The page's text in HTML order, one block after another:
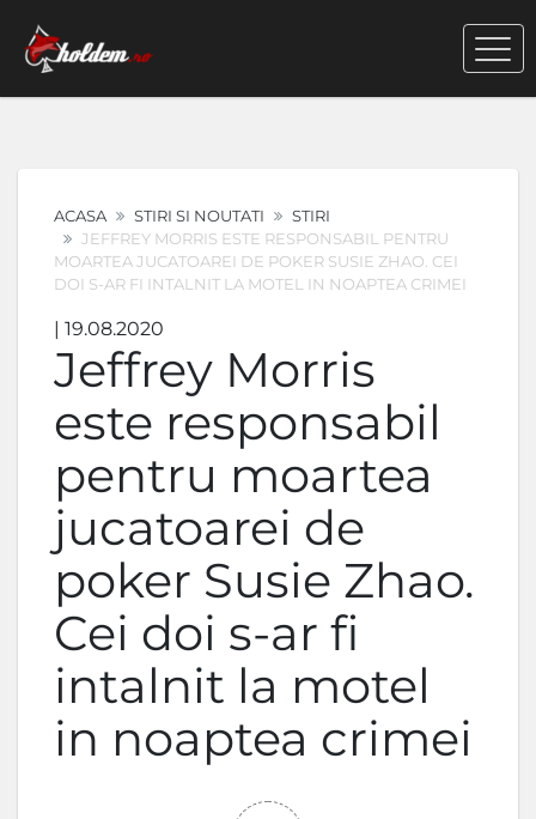
ACASA STIRI SI NOUTATI
STIRI
JEFFREY MORRIS ESTE RESPONSABIL PENTRU
MOARTEA JUCATOAREI DE POKER SUSIE ZHAO. CEI
DOI S-AR FI INTALNIT LA MOTEL IN NOAPTEA CRIMEI
| 19.08.2020
Jeffrey Morris
este responsabil
pentru moartea
jucatoarei de
poker Susie Zhao.
Cei doi s-ar fi
intalnit la motel
in noaptea crimei